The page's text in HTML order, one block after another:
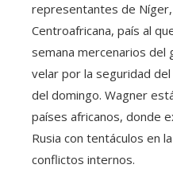
representantes de Níger,
Centroafricana, país al
semana mercenarios del
velar por la seguridad
del domingo. Wagner
países africanos, donde
Rusia con tentáculos en
conflictos internos.